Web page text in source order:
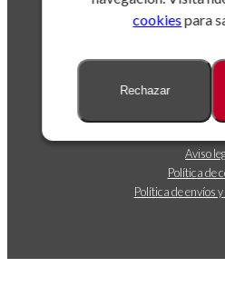
cookiespara
Rechazar
Aviso
Política de
Política de envíos